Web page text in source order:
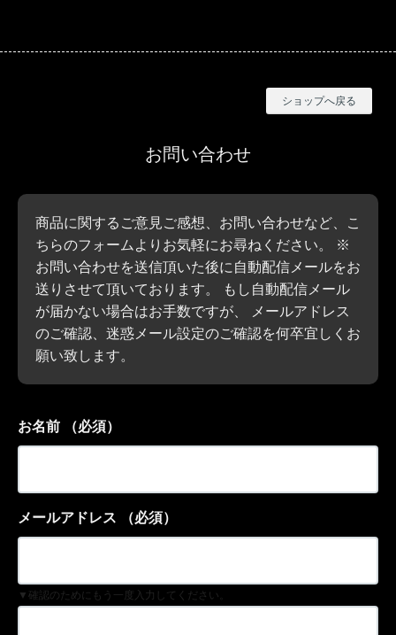
ショップへ戻る
お問い合わせ
商品に関するご意見ご感想、お問い合わせなど、こ
ちらのフォームよりお気軽にお尋ねください。 ※
お問い合わせを送信頂いた後に自動配信メールをお
送りさせて頂いております。 もし自動配信メール
が届かない場合はお手数ですが、 メールアドレス
のご確認、迷惑メール設定のご確認を何卒宜しくお
願い致します。
お名前 （必須）
メールアドレス （必須）
▼確認のためにもう一度入力してください。